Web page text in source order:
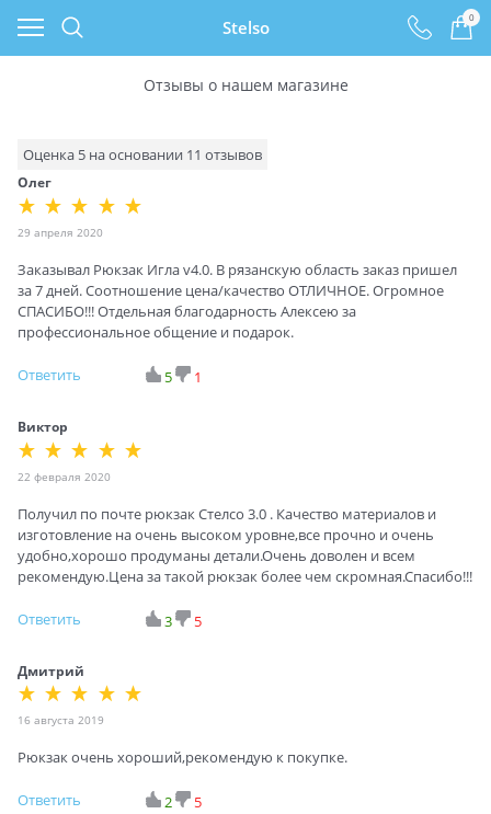
Stelso 0
Отзывы о нашем магазине
Оценка 5 на основании 11 отзывов
Олег
29 апреля 2020
Заказывал Рюкзак Игла v4.0. В рязанскую область заказ пришел
за 7 дней. Соотношение цена/качество ОТЛИЧНОЕ. Огромное
СПАСИБО!!! Отдельная благодарность Алексею за
профессиональное общение и подарок.
Ответить 5 1
Виктор
22 февраля 2020
Получил по почте рюкзак Стелсо 3.0 . Качество материалов и
изготовление на очень высоком уровне,все прочно и очень
удобно,хорошо продуманы детали.Очень доволен и всем
рекомендую.Цена за такой рюкзак более чем скромная.Спасибо!!!
Ответить 3 5
Дмитрий
16 августа 2019
Рюкзак очень хороший,рекомендую к покупке.
Ответить 2 5